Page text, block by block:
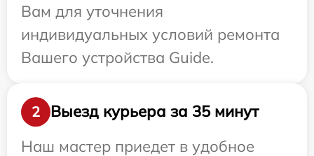
Вам для уточнения
индивидуальных условий ремонта
Вашего устройства Guide.
2
Выезд курьера за 35 минут
Наш мастер приедет в удобное